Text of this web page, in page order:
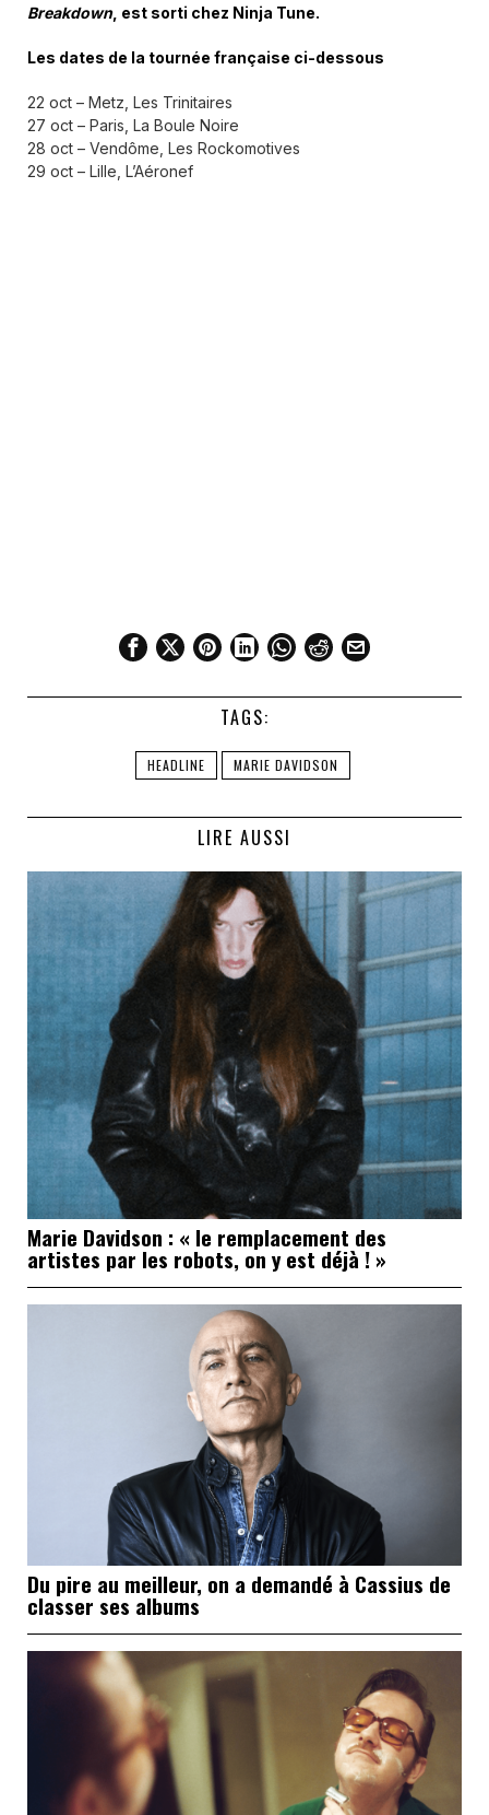
Breakdown, est sorti chez Ninja Tune.
Les dates de la tournée française ci-dessous
22 oct – Metz, Les Trinitaires
27 oct – Paris, La Boule Noire
28 oct – Vendôme, Les Rockomotives
29 oct – Lille, L’Aéronef
TAGS:
HEADLINE MARIE DAVIDSON
LIRE AUSSI
Marie Davidson : « le remplacement des
artistes par les robots, on y est déjà ! »
Du pire au meilleur, on a demandé à Cassius de
classer ses albums